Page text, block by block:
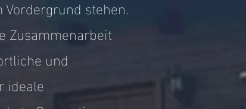
stehen.
Zusammenarbeit
und
ideale